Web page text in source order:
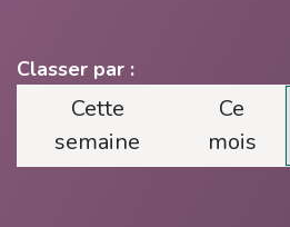
Classer par :
Cette
semaine
Ce
mois